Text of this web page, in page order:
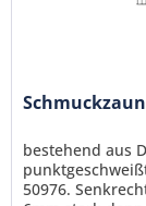
Schmuckzaun
bestehend aus
50976.